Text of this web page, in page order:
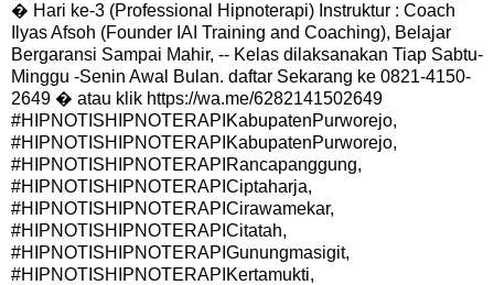
� Hari ke-3 (Professional Hipnoterapi) Instruktur : Coach
Ilyas Afsoh (Founder IAI Training and Coaching), Belajar
Bergaransi Sampai Mahir, -- Kelas dilaksanakan Tiap Sabtu-
Minggu -Senin Awal Bulan. daftar Sekarang ke 0821-4150-
2649 � atau klik https://wa.me/6282141502649
#HIPNOTISHIPNOTERAPIKabupatenPurworejo,
#HIPNOTISHIPNOTERAPIKabupatenPurworejo,
#HIPNOTISHIPNOTERAPIRancapanggung,
#HIPNOTISHIPNOTERAPICiptaharja,
#HIPNOTISHIPNOTERAPICirawamekar,
#HIPNOTISHIPNOTERAPICitatah,
#HIPNOTISHIPNOTERAPIGunungmasigit,
#HIPNOTISHIPNOTERAPIKertamukti,